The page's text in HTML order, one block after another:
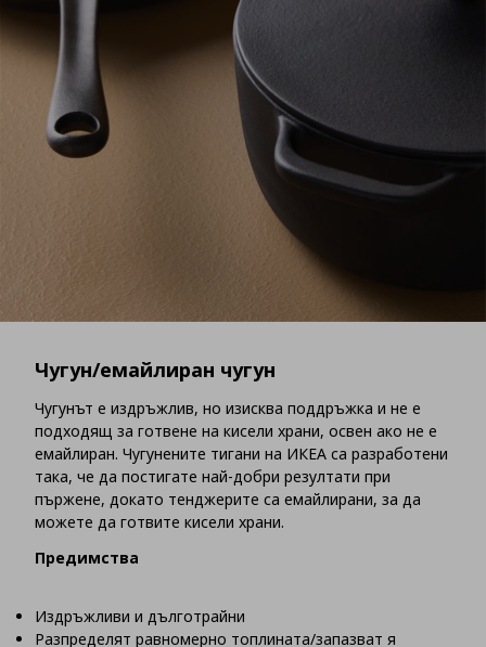
Чугун/емайлиран чугун
Чугунът е издръжлив, но изисква поддръжка и не е
подходящ за готвене на кисели храни, освен ако не е
емайлиран. Чугунените тигани на ИКЕА са разработени
така, че да постигате най-добри резултати при
пържене, докато тенджерите са емайлирани, за да
можете да готвите кисели храни.
Предимства
Издръжливи и дълготрайни
Разпределят равномерно топлината/запазват я